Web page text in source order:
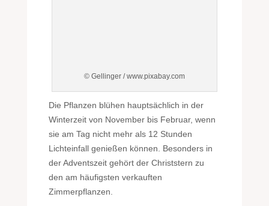
© Gellinger / www.pixabay.com
Die Pflanzen blühen hauptsächlich in der
Winterzeit von November bis Februar, wenn
sie am Tag nicht mehr als 12 Stunden
Lichteinfall genießen können. Besonders in
der Adventszeit gehört der Christstern zu
den am häufigsten verkauften
Zimmerpflanzen.